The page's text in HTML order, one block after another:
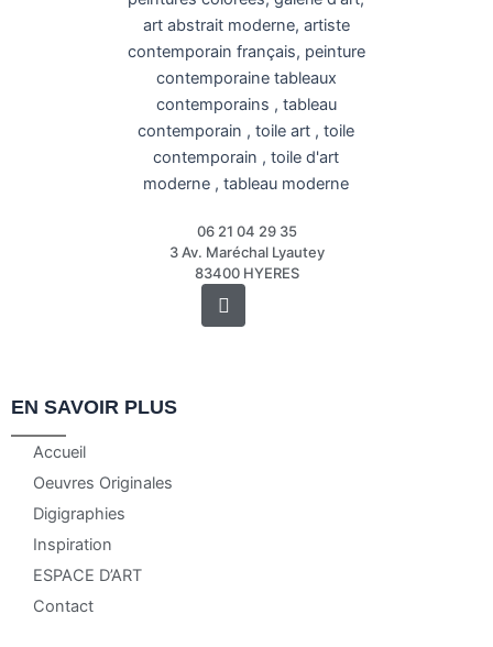
06 21 04 29 35
3 Av. Maréchal Lyautey
83400 HYERES
Instagram
EN SAVOIR PLUS
Accueil
Oeuvres Originales
Digigraphies
Inspiration
ESPACE D’ART
Contact